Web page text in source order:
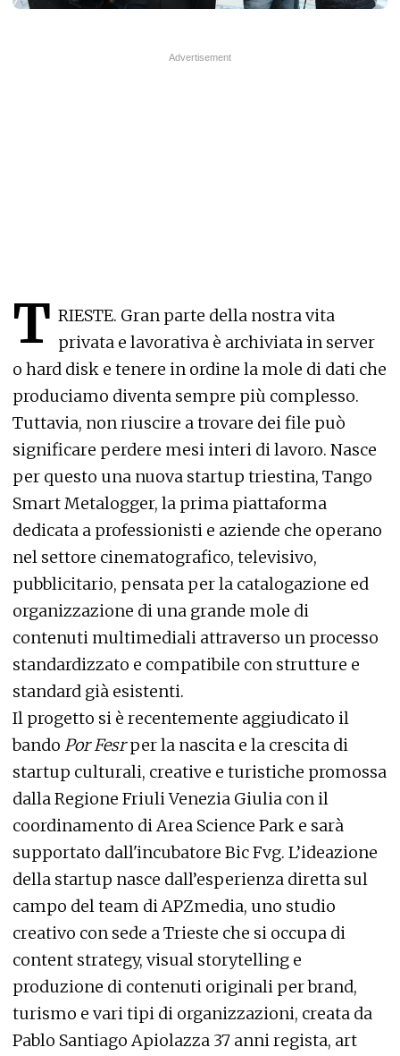
T RIESTE. Gran parte della nostra vita
privata e lavorativa è archiviata in server
o hard disk e tenere in ordine la mole di dati che
produciamo diventa sempre più complesso.
Tuttavia, non riuscire a trovare dei file può
significare perdere mesi interi di lavoro. Nasce
per questo una nuova startup triestina, Tango
Smart Metalogger, la prima piattaforma
dedicata a professionisti e aziende che operano
nel settore cinematografico, televisivo,
pubblicitario, pensata per la catalogazione ed
organizzazione di una grande mole di
contenuti multimediali attraverso un processo
standardizzato e compatibile con strutture e
standard già esistenti.
Il progetto si è recentemente aggiudicato il
bando Por Fesrper la nascita e la crescita di
startup culturali, creative e turistiche promossa
dalla Regione Friuli Venezia Giulia con il
coordinamento di Area Science Park e sarà
supportato dall'incubatore Bic Fvg. L’ideazione
della startup nasce dall’esperienza diretta sul
campo del team di APZmedia, uno studio
creativo con sede a Trieste che si occupa di
content strategy, visual storytelling e
produzione di contenuti originali per brand,
turismo e vari tipi di organizzazioni, creata da
Pablo Santiago Apiolazza 37 anni regista, art